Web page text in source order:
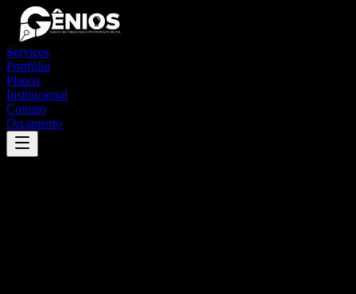
Serviços
Portfólio
Planos
Institucional
Contato
Orçamento